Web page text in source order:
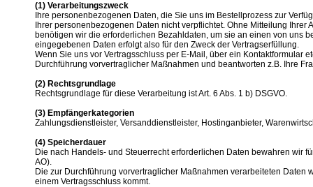
(1) Verarbeitungszweck
Ihre personenbezogenen Daten, die Sie uns im Bestellprozess zur
Ihrer personenbezogenen Daten nicht verpflichtet. Ohne Mitteilung
benötigen wir die erforderlichen Bezahldaten, um sie an einen von uns
eingegebenen Daten erfolgt also für den Zweck der Vertragserfüllung.
Wenn Sie uns vor Vertragsschluss per E-Mail, über ein Kontaktformular
Durchführung vorvertraglicher Maßnahmen und beantworten z.B. Ihre
(2) Rechtsgrundlage
Rechtsgrundlage für diese Verarbeitung ist Art. 6 Abs. 1 b) DSGVO.
(3) Empfängerkategorien
Zahlungsdienstleister, Versanddienstleister, Hostinganbieter,
(4) Speicherdauer
Die nach Handels- und Steuerrecht erforderlichen Daten bewahren wir
AO).
Die zur Durchführung vorvertraglicher Maßnahmen verarbeiteten
einem Vertragsschluss kommt.